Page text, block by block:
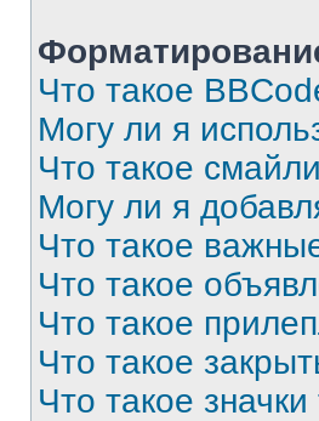
Что такое
Могу ли я
Что такое
Могу ли я
Что такое
Что такое
Что такое
Что такое
Что такое